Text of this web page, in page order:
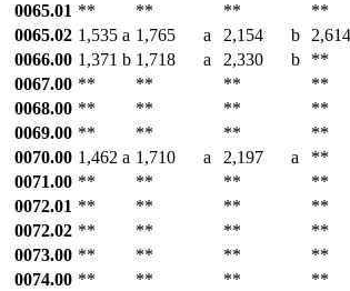
0065.01 ** ** ** **
0065.02 1,535 a 1,765 a 2,154 b 2,614
0066.00 1,371 b 1,718 a 2,330 b **
0067.00 ** ** ** **
0068.00 ** ** ** **
0069.00 ** ** ** **
0070.00 1,462 a 1,710 a 2,197 a **
0071.00 ** ** ** **
0072.01 ** ** ** **
0072.02 ** ** ** **
0073.00 ** ** ** **
0074.00 ** ** ** **